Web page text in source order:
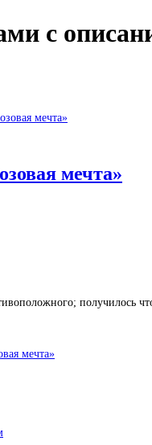
с
мечта»
получилось
мечта»